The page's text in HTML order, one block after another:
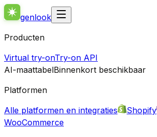
genlook
Producten
Virtual try-onTry-on API
AI-maattabelBinnenkort beschikbaar
Platformen
Alle platformen en integraties
Shopify
WooCommerce